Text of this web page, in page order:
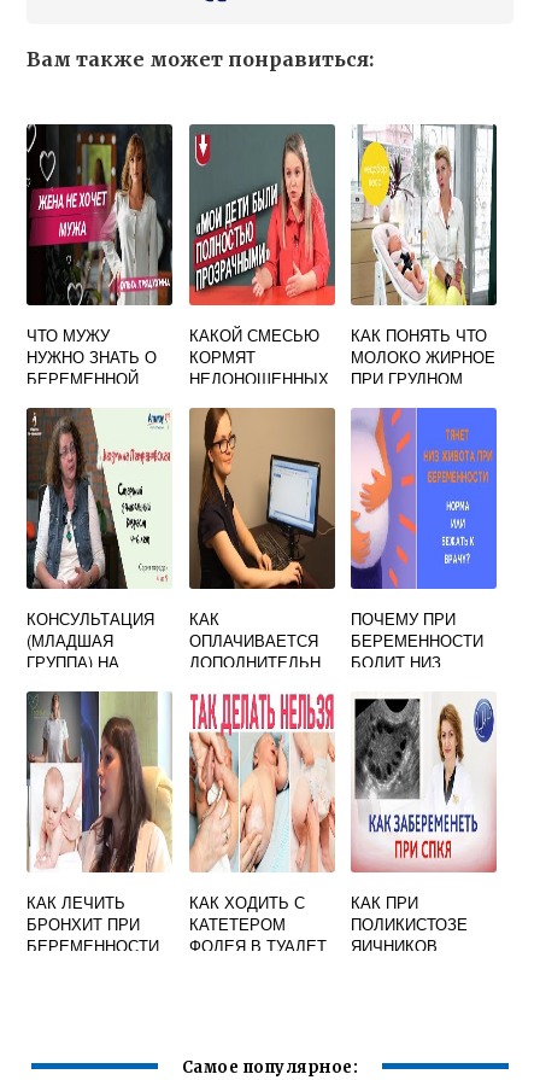
Вам также может понравиться:
ЧТО МУЖУ
НУЖНО ЗНАТЬ О
БЕРЕМЕННОЙ
КАКОЙ СМЕСЬЮ
КОРМЯТ
НЕДОНОШЕННЫХ
КАК ПОНЯТЬ ЧТО
МОЛОКО ЖИРНОЕ
ПРИ ГРУДНОМ
КОНСУЛЬТАЦИЯ
(МЛАДШАЯ
ГРУППА) НА
РЕБЕНОК НЕ
ИГРАЕТ С
ДЕТЬМИ В
ДЕТСКОМ САДУ.
КАК
ОПЛАЧИВАЕТСЯ
ДОПОЛНИТЕЛЬН
БЕРЕМЕННОСТИ
И РОДАМ 16 ДНЕЙ
ПОЧЕМУ ПРИ
БЕРЕМЕННОСТИ
БОЛИТ НИЗ
ПОЯСНИЦА
КАК ЛЕЧИТЬ
БРОНХИТ ПРИ
БЕРЕМЕННОСТИ
КАК ХОДИТЬ С
КАТЕТЕРОМ
ФОЛЕЯ В ТУАЛЕТ
КАК ПРИ
ПОЛИКИСТОЗЕ
ЯИЧНИКОВ
Самое популярное: